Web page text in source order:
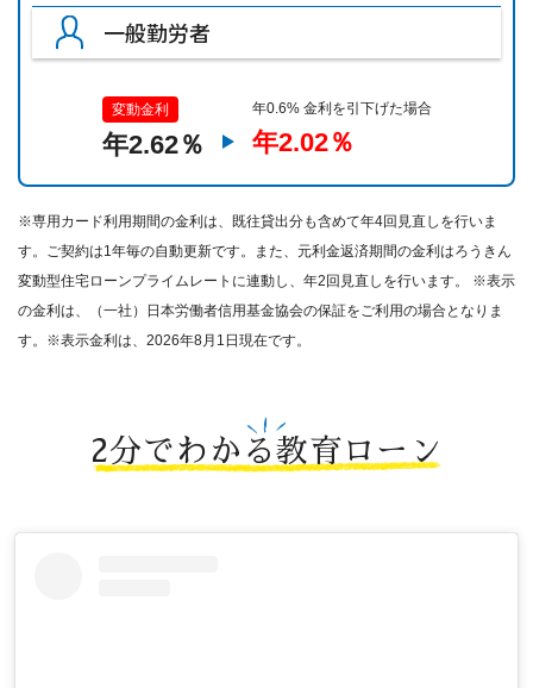
一般勤労者
変動金利
年2.62％
年0.6% 金利を引下げた場合
年2.02％
※専用カード利用期間の金利は、既往貸出分も含めて年4回見直しを行いま
す。ご契約は1年毎の自動更新です。また、元利金返済期間の金利はろうきん
変動型住宅ローンプライムレートに連動し、年2回見直しを行います。 ※表示
の金利は、（一社）日本労働者信用基金協会の保証をご利用の場合となりま
す。※表示金利は、2026年8月1日現在です。
2分でわかる教育ローン